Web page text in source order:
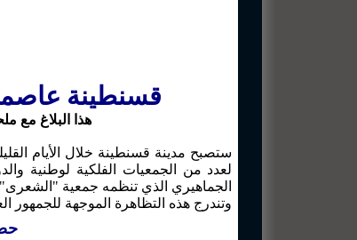
قسنطينة
هذا البلاغ مع
ستصبح مدينة قسنطينة خلال الأيام
لعدد من الجمعيات الفلكية لوطنية
وتندرج هذه التظاهرة الموجهة للجمهور